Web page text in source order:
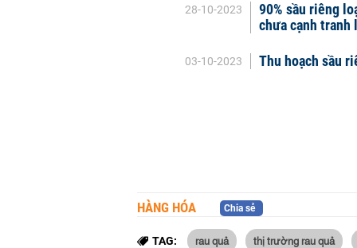
28-10-2023
90% sầu riêng
chưa cạnh tranh
03-10-2023 Thu hoạch sầu
HÀNG HÓA Chia sẻ
TAG: rau quả thị trường rau quả